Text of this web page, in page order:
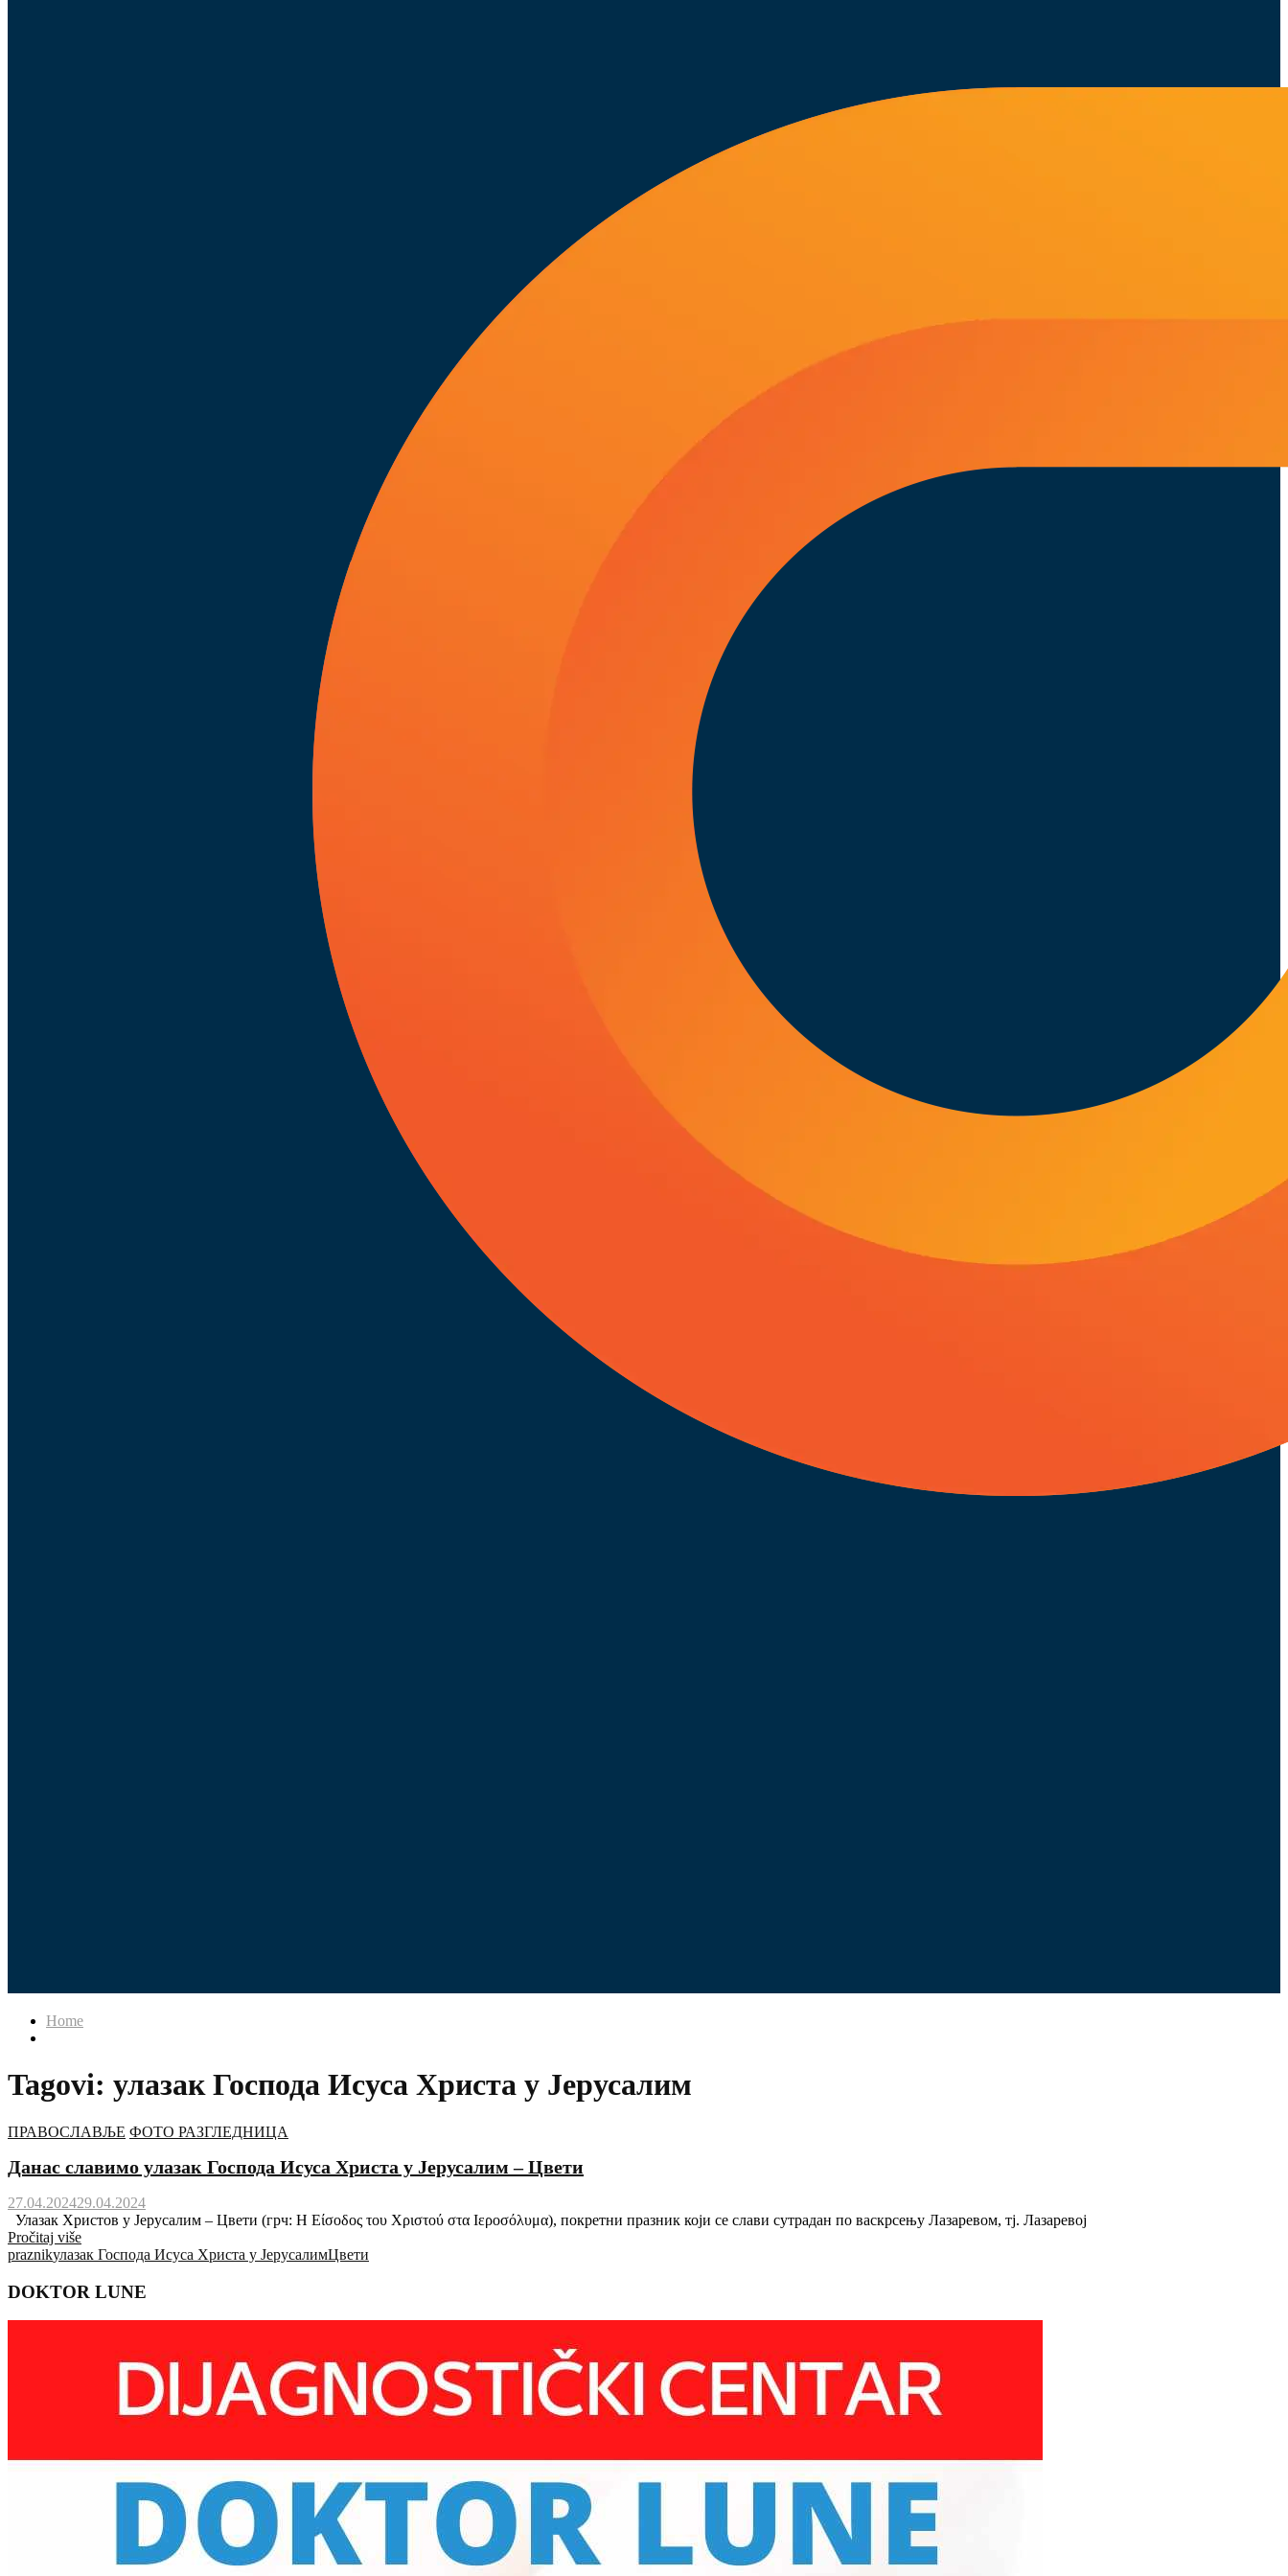
Home
Tagovi: улазак Господа Исуса Христа у Јерусалим
ПРАВОСЛАВЉЕ ФОТО РАЗГЛЕДНИЦА
Данас славимо улазак Господа Исуса Христа у Јерусалим – Цвети
27.04.202429.04.2024
Улазак Христов у Јерусалим – Цвети (грч: Η Είσοδος του Χριστού στα Ιεροσόλυμα), покретни празник који се слави сутрадан по васкрсењу Лазаревом, тј. Лазаревој
Pročitaj više
praznikулазак Господа Исуса Христа у ЈерусалимЦвети
DOKTOR LUNE